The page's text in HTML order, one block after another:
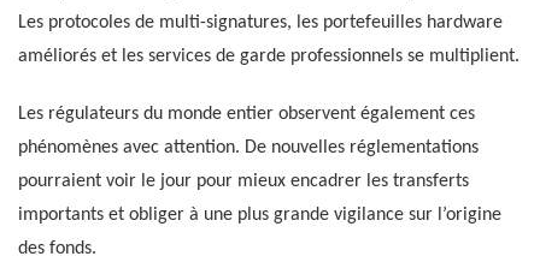
Les protocoles de multi-signatures, les portefeuilles hardware
améliorés et les services de garde professionnels se multiplient.
Les régulateurs du monde entier observent également ces
phénomènes avec attention. De nouvelles réglementations
pourraient voir le jour pour mieux encadrer les transferts
importants et obliger à une plus grande vigilance sur l’origine
des fonds.